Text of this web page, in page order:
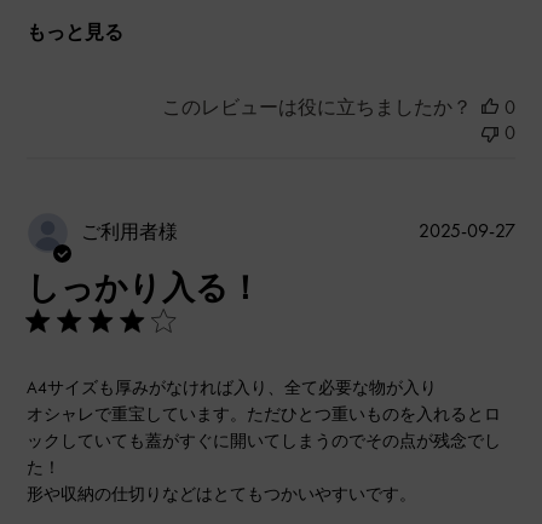
もっと見る
このレビューは役に立ちましたか？
0
0
ご利用者様
しっかり入る！
A4サイズも厚みがなければ入り、全て必要な物が入り
オシャレで重宝しています。ただひとつ重いものを入れるとロ
ックしていても蓋がすぐに開いてしまうのでその点が残念でし
た！
形や収納の仕切りなどはとてもつかいやすいです。
公
2025-09-27